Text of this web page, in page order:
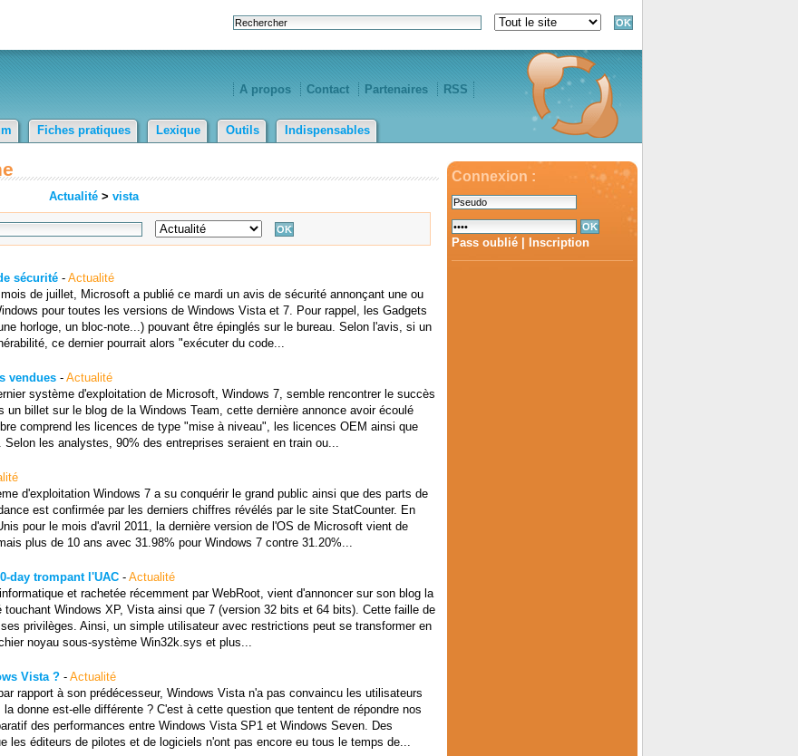
A propos Contact Partenaires RSS
Fiches pratiques Lexique Outils Indispensables
Connexion :
Pass oublié Inscription
Actualité> vista
sécurité- Actualité
de juillet, Microsoft a publié ce mardi un avis de sécurité annonçant une ou
pour toutes les versions de Windows Vista et 7. Pour rappel, les Gadgets
horloge, un bloc-note...) pouvant être épinglés sur le bureau. Selon l'avis, si un
ce dernier pourrait alors "exécuter du code...
vendues- Actualité
système d'exploitation de Microsoft, Windows 7, semble rencontrer le succès
billet sur le blog de la Windows Team, cette dernière annonce avoir écoulé
comprend les licences de type "mise à niveau", les licences OEM ainsi que
les analystes, 90% des entreprises seraient en train ou...
d'exploitation Windows 7 a su conquérir le grand public ainsi que des parts de
est confirmée par les derniers chiffres révélés par le site StatCounter. En
pour le mois d'avril 2011, la dernière version de l'OS de Microsoft vient de
plus de 10 ans avec 31.98% pour Windows 7 contre 31.20%...
day trompant l'UAC- Actualité
et rachetée récemment par WebRoot, vient d'annoncer sur son blog la
Windows XP, Vista ainsi que 7 (version 32 bits et 64 bits). Cette faille de
privilèges. Ainsi, un simple utilisateur avec restrictions peut se transformer en
noyau sous-système Win32k.sys et plus...
Vista ?- Actualité
rapport à son prédécesseur, Windows Vista n'a pas convaincu les utilisateurs
donne est-elle différente ? C'est à cette question que tentent de répondre nos
des performances entre Windows Vista SP1 et Windows Seven. Des
les éditeurs de pilotes et de logiciels n'ont pas encore eu tous le temps de...